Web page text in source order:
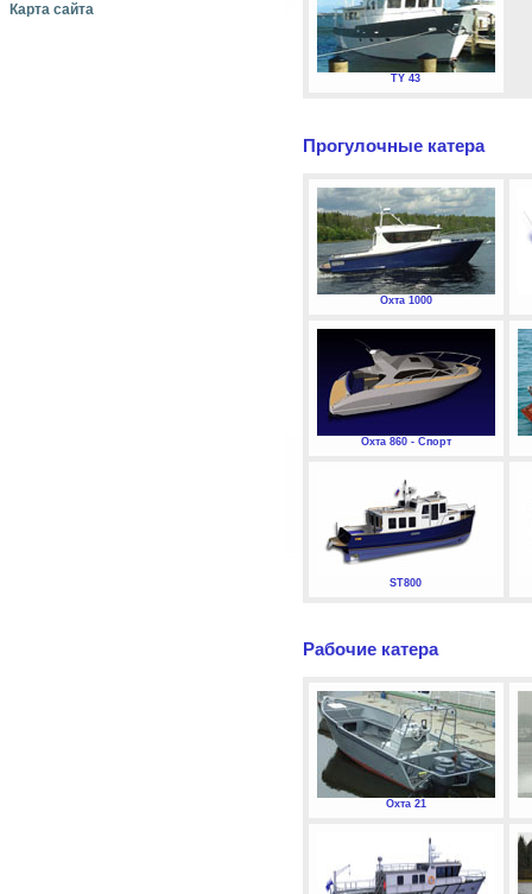
Карта сайта
TY 43
Прогулочные катера
Охта 1000
Охта 860 - Спорт
ST800
Рабочие катера
Охта 21